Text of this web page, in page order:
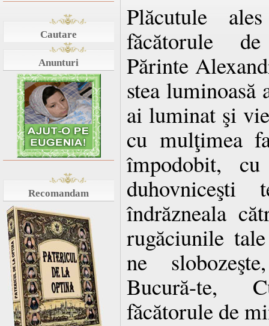
Cautare
Anunturi
Recomandam
Plăcutule
făcătorule
Părinte
stea
ai luminat şi
cu mulţimea
împodobit,
îndrăzneala
rugăciunile
ne
Bucură-te,
făcătorule de